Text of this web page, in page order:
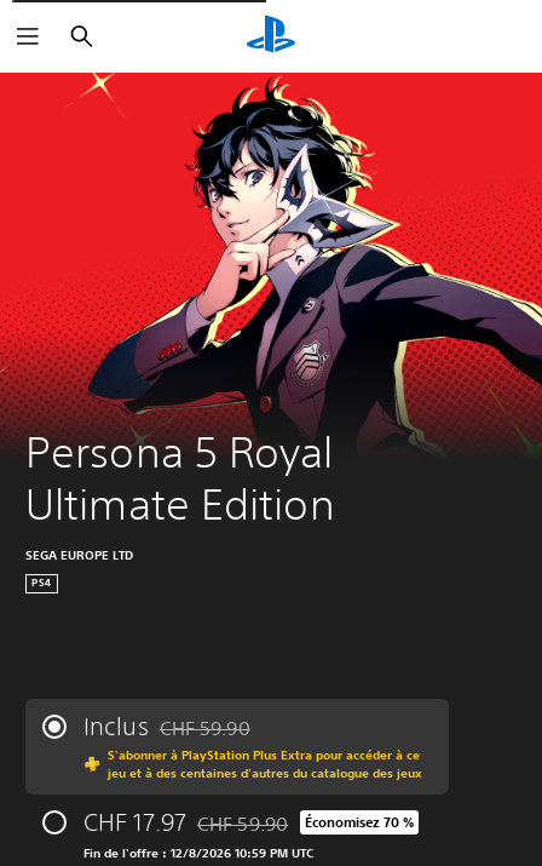
Rechercher
Persona 5 Royal
Ultimate Edition
SEGA EUROPE LTD
PS4
Inclus Remise par rapport au prix d'origine de CHF
CHF 59.90
S'abonner à PlayStation Plus Extra pour accéder à ce
jeu et à des centaines d'autres du catalogue des jeux
CHF 17.97 Remise par rapport au prix d'origine de
CHF 59.90 Économisez 70 %
Fin de l'offre : 12/8/2026 10:59 PM UTC